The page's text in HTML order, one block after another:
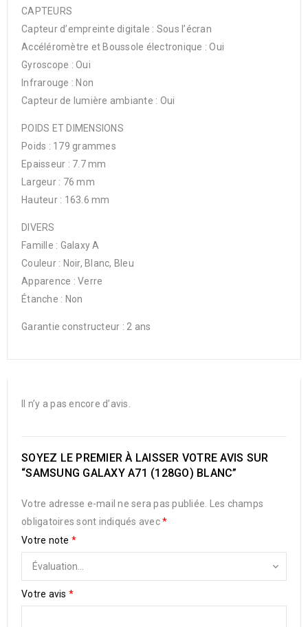
CAPTEURS
Capteur d’empreinte digitale : Sous l’écran
Accéléromètre et Boussole électronique : Oui
Gyroscope : Oui
Infrarouge : Non
Capteur de lumière ambiante : Oui
POIDS ET DIMENSIONS
Poids : 179 grammes
Epaisseur : 7.7 mm
Largeur : 76 mm
Hauteur : 163.6 mm
DIVERS
Famille : Galaxy A
Couleur : Noir, Blanc, Bleu
Apparence : Verre
Étanche : Non
Garantie constructeur : 2 ans
Il n’y a pas encore d’avis.
SOYEZ LE PREMIER À LAISSER VOTRE AVIS SUR
“SAMSUNG GALAXY A71 (128GO) BLANC”
Votre adresse e-mail ne sera pas publiée.
Les champs
obligatoires sont indiqués avec*
Votre note *
Votre avis *